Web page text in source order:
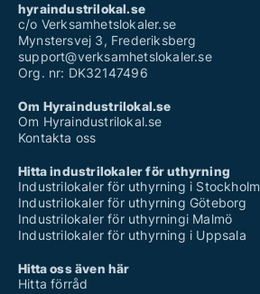
hyraindustrilokal.se
c/o Verksamhetslokaler.se
Mynstersvej 3, Frederiksberg
support@verksamhetslokaler.se
Org. nr: DK32147496
Om Hyraindustrilokal.se
Om Hyraindustrilokal.se
Kontakta oss
Hitta industrilokaler för uthyrning
Industrilokaler för uthyrning i Stockholm
Industrilokaler för uthyrning Göteborg
Industrilokaler för uthyrningi Malmö
Industrilokaler för uthyrning i Uppsala
Hitta oss även här
Hitta förråd